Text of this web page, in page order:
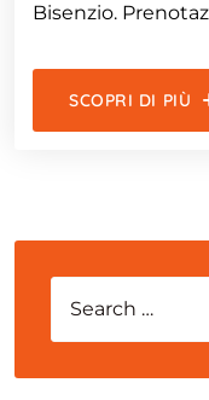
Bisenzio.
SCOPRI DI PIÙ